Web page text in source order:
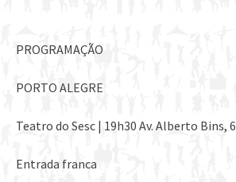
PROGRAMAÇÃO
PORTO ALEGRE
Teatro do Sesc | 19h30 Av. Alberto Bins,
Entrada franca